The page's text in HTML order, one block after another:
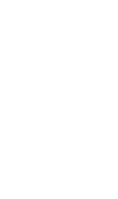
La previsión
alcanzaría su
el domingo
descartan
afirmado este
probable